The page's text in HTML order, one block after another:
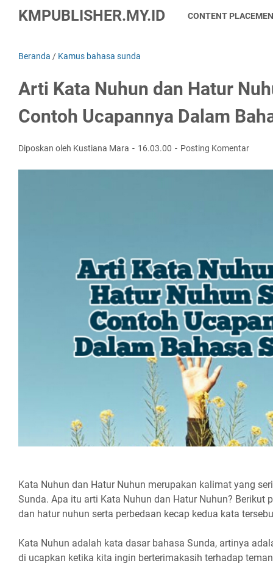
KMPUBLISHER.MY.ID CONTENT
Beranda / Kamus bahasa sunda
Arti Kata Nuhun dan Hatur
Contoh Ucapannya Dalam
Diposkan oleh Kustiana Mara 16.03.00 Posting Komentar
Kata Nuhun dan Hatur Nuhun merupakan kalimat yang
Sunda. Apa itu arti Kata Nuhun dan Hatur Nuhun? Berikut
dan hatur nuhun serta perbedaan kecap kedua kata
Kata Nuhun adalah kata dasar bahasa Sunda, artinya
di ucapkan ketika kita ingin berterimakasih terhadap